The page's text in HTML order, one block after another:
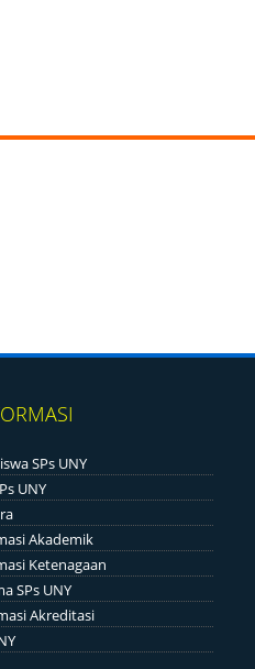
SPs UNY
UNY
Akademik
Ketenagaan
SPs UNY
Akreditasi